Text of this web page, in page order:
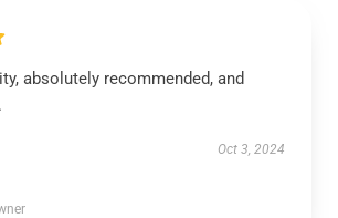
absolutely recommended, and
Oct 3, 2024